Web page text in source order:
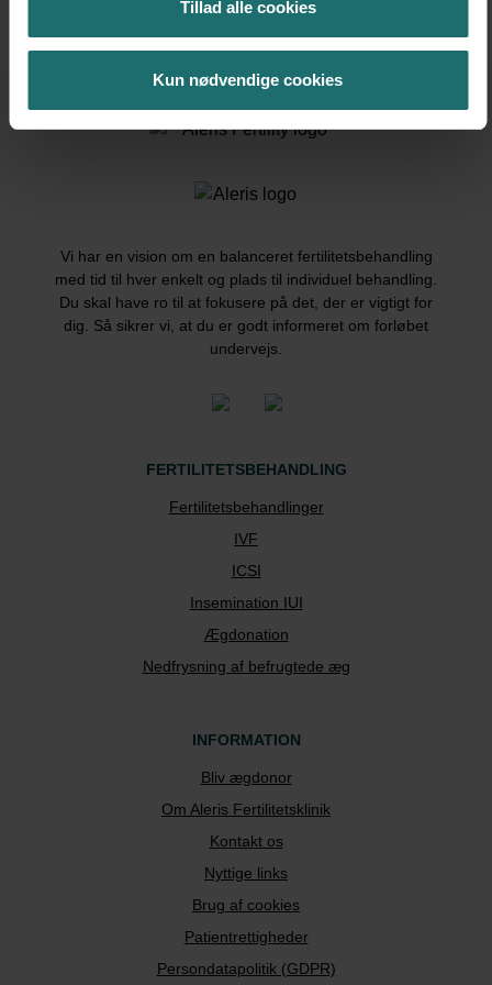
Tillad alle cookies
Kun nødvendige cookies
Vi har en vision om en balanceret fertilitetsbehandling
med tid til hver enkelt og plads til individuel behandling.
Du skal have ro til at fokusere på det, der er vigtigt for
dig. Så sikrer vi, at du er godt informeret om forløbet
undervejs.
FERTILITETSBEHANDLING
Fertilitetsbehandlinger
IVF
ICSI
Insemination IUI
Ægdonation
Nedfrysning af befrugtede æg
INFORMATION
Bliv ægdonor
Om Aleris Fertilitetsklinik
Kontakt os
Nyttige links
Brug af cookies
Patientrettigheder
Persondatapolitik (GDPR)